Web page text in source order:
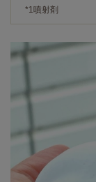
*1噴射剤